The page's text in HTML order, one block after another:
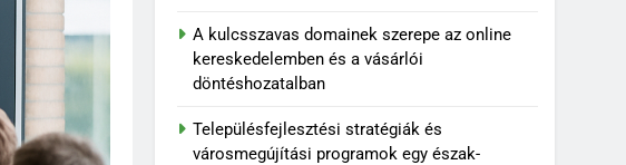
A kulcsszavas domainek szerepe az online
kereskedelemben és a vásárlói
döntéshozatalban
Településfejlesztési stratégiák és
városmegújítási programok egy észak-